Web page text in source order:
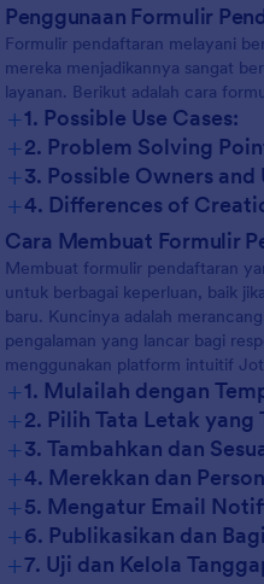
Penggunaan Formulir
Formulir pendaftaran melayani
mereka menjadikannya sangat
layanan. Berikut adalah cara
+1. Possible Use Cases:
+2. Problem Solving
+3. Possible Owners and
+4. Differences of
Cara Membuat Formulir
Membuat formulir pendaftaran
untuk berbagai keperluan, baik
baru. Kuncinya adalah
pengalaman yang lancar bagi
menggunakan platform intuitif
+1. Mulailah dengan
+2. Pilih Tata Letak yang
+3. Tambahkan dan
+4. Merekkan dan
+5. Mengatur Email
+6. Publikasikan dan
+7. Uji dan Kelola